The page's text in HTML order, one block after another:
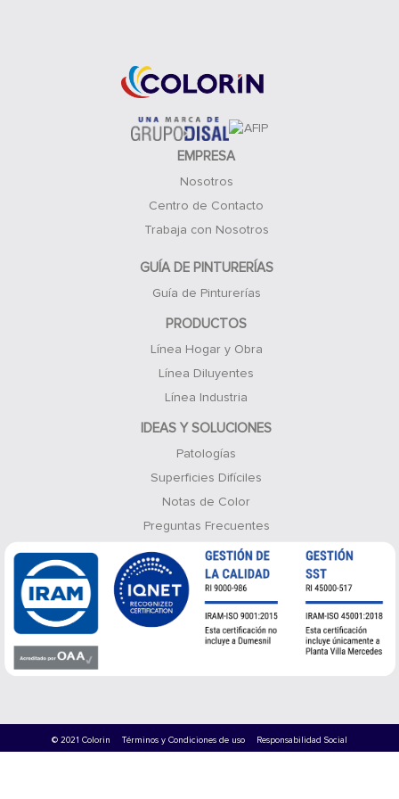
EMPRESA
Nosotros
Centro de Contacto
Trabaja con Nosotros
GUÍA DE PINTURERÍAS
Guía de Pinturerías
PRODUCTOS
Línea Hogar y Obra
Línea Diluyentes
Línea Industria
IDEAS Y SOLUCIONES
Patologías
Superficies Difíciles
Notas de Color
Preguntas Frecuentes
© 2021 Colorin Términos y Condiciones de uso Responsabilidad Social